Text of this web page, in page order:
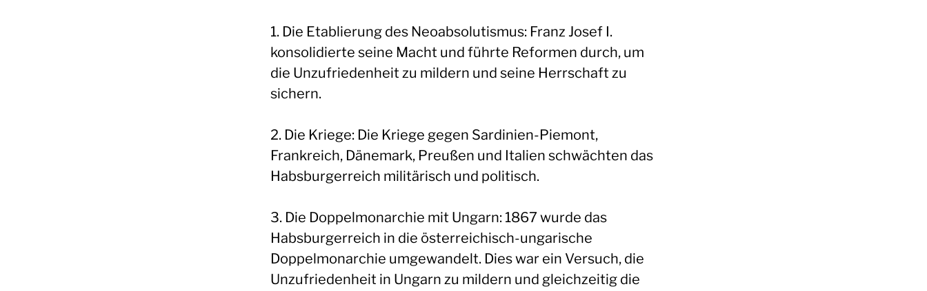
1. Die Etablierung des Neoabsolutismus: Franz Josef I.
konsolidierte seine Macht und führte Reformen durch, um
die Unzufriedenheit zu mildern und seine Herrschaft zu
sichern.
2. Die Kriege: Die Kriege gegen Sardinien-Piemont,
Frankreich, Dänemark, Preußen und Italien schwächten das
Habsburgerreich militärisch und politisch.
3. Die Doppelmonarchie mit Ungarn: 1867 wurde das
Habsburgerreich in die österreichisch-ungarische
Doppelmonarchie umgewandelt. Dies war ein Versuch, die
Unzufriedenheit in Ungarn zu mildern und gleichzeitig die